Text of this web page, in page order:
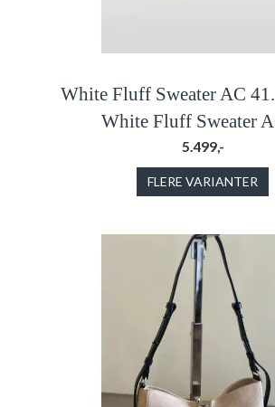
White Fluff Sweater AC
White Fluff Sweater
5.499,-
FLERE VARIANTER